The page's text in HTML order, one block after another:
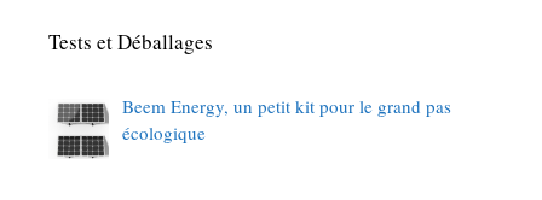
Tests et Déballages
Beem Energy, un petit kit pour le grand pas
écologique